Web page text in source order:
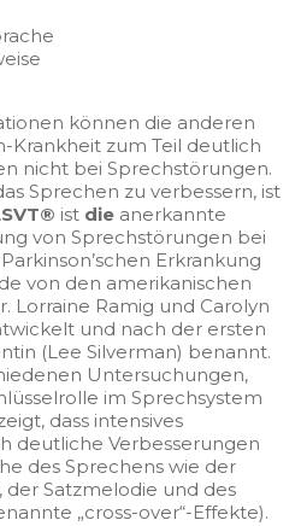
können die anderen
Krankheit zum Teil deutlich
nicht bei Sprechstörungen.
Sprechen zu verbessern, ist
ist die anerkannte
von Sprechstörungen bei
Erkrankung
von den amerikanischen
Lorraine Ramig und Carolyn
und nach der ersten
(Lee Silverman) benannt.
Untersuchungen,
im Sprechsystem
dass intensives
deutliche Verbesserungen
des Sprechens wie der
Satzmelodie und des
„cross-over“-Effekte).